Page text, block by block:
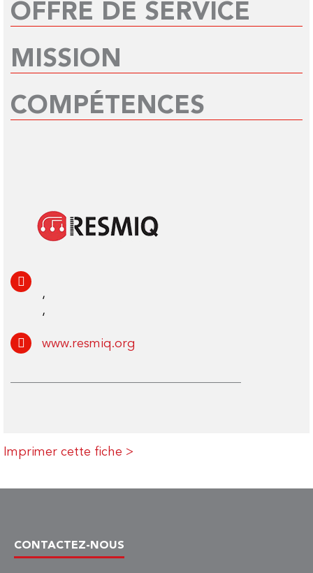
OFFRE DE SERVICE
MISSION
COMPÉTENCES
,
,
www.resmiq.org
Imprimer cette fiche >
CONTACTEZ-NOUS